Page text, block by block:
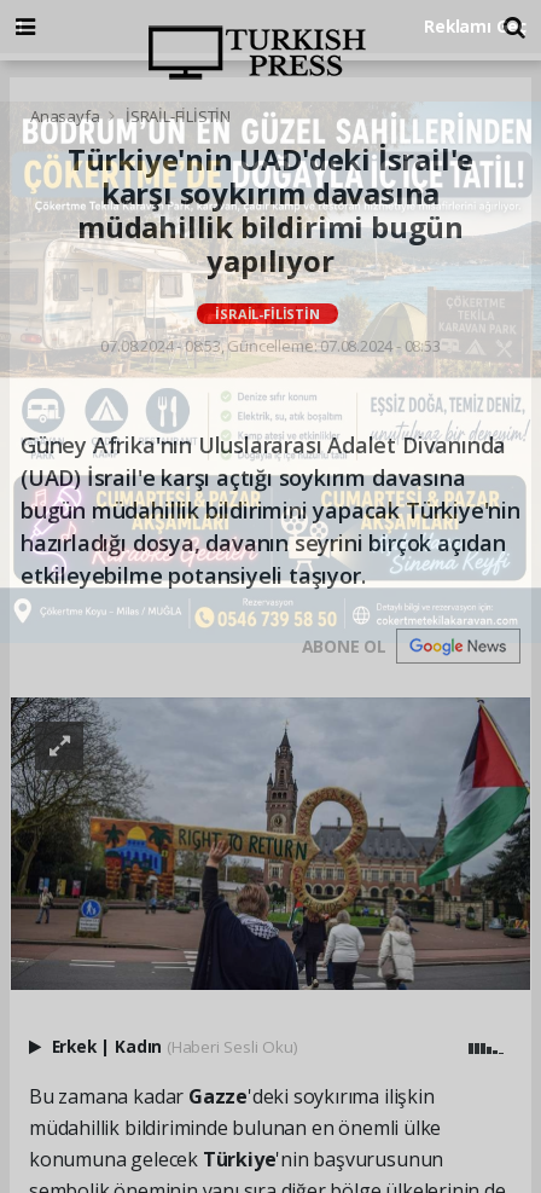
Anasayfa İSRAİL-FİLİSTİN
Türkiye'nin UAD'deki İsrail'e
karşı soykırım davasına
müdahillik bildirimi bugün
yapılıyor
İSRAİL-FİLİSTİN
07.08.2024 - 08:53, Güncelleme: 07.08.2024 - 08:53
Güney Afrika'nın Uluslararası Adalet Divanında
(UAD) İsrail'e karşı açtığı soykırım davasına
bugün müdahillik bildirimini yapacak Türkiye'nin
hazırladığı dosya, davanın seyrini birçok açıdan
etkileyebilme potansiyeli taşıyor.
ABONE OL
Erkek | Kadın (Haberi Sesli Oku)
Bu zamana kadar Gazze'deki soykırıma ilişkin
müdahillik bildiriminde bulunan en önemli ülke
konumuna gelecek Türkiye'nin başvurusunun